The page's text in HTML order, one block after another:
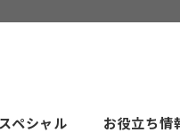
ペシャル お役立ち情